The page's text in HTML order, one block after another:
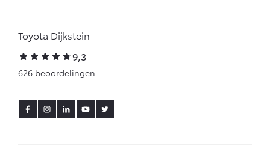
Toyota Dijkstein
9,3
626 beoordelingen